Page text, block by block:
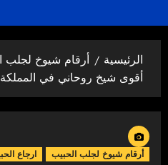
الرئيسية
أرقام شيوخ لجلب
أقوى شيخ روحاني في المملكة
أرقام شيوخ لجلب الحبيب ارجاع